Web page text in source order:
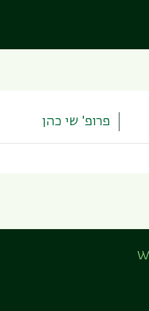
פרופ' שי כהן